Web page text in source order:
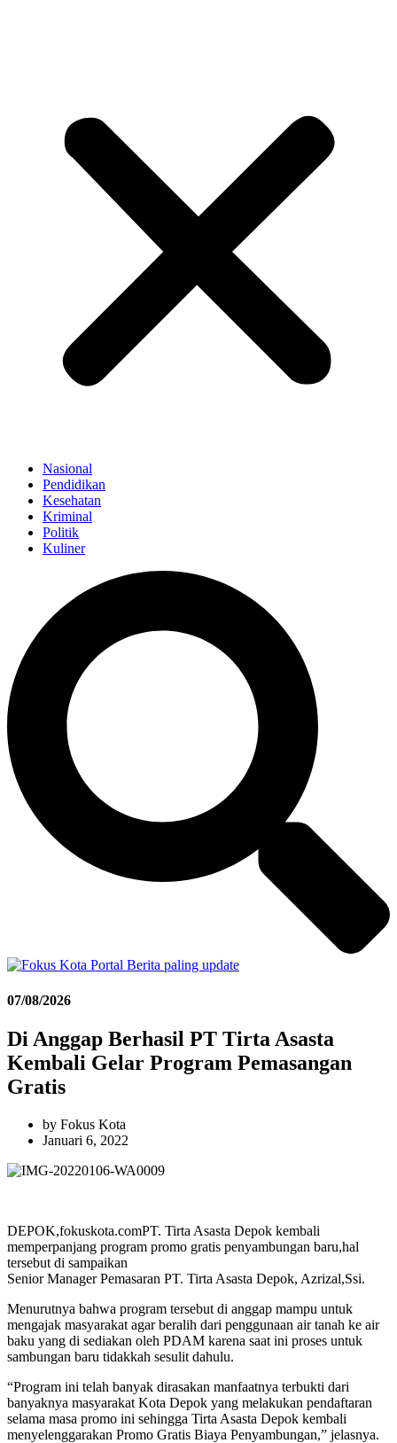
Nasional
Pendidikan
Kesehatan
Kriminal
Politik
Kuliner
07/08/2026
Di Anggap Berhasil PT Tirta Asasta
Kembali Gelar Program Pemasangan
Gratis
by Fokus Kota
Januari 6, 2022
DEPOK,fokuskota.comPT. Tirta Asasta Depok kembali
memperpanjang program promo gratis penyambungan baru,hal
tersebut di sampaikan
Senior Manager Pemasaran PT. Tirta Asasta Depok, Azrizal,Ssi.
Menurutnya bahwa program tersebut di anggap mampu untuk
mengajak masyarakat agar beralih dari penggunaan air tanah ke air
baku yang di sediakan oleh PDAM karena saat ini proses untuk
sambungan baru tidakkah sesulit dahulu.
“Program ini telah banyak dirasakan manfaatnya terbukti dari
banyaknya masyarakat Kota Depok yang melakukan pendaftaran
selama masa promo ini sehingga Tirta Asasta Depok kembali
menyelenggarakan Promo Gratis Biaya Penyambungan,” jelasnya.